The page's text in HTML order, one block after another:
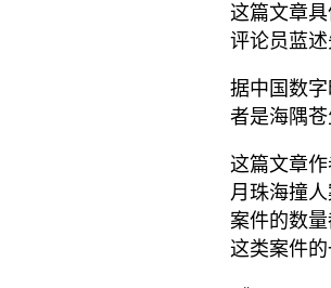
这篇文章
评论员蓝述
据中国数
者是海隅苍
这篇文章
月珠海撞
案件的数
这类案件